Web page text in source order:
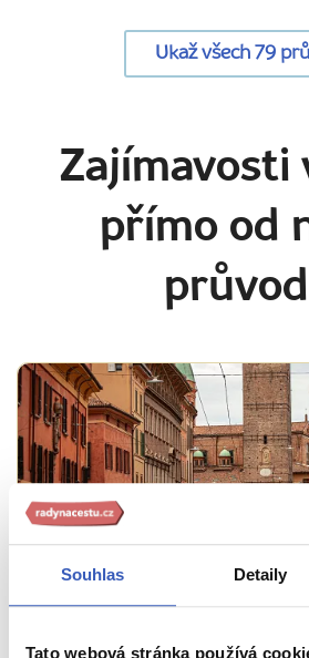
Souhlas Detaily
Tato webová stránka používá
Ukaž všech 79
Zajímavosti
přímo od
Inspirace